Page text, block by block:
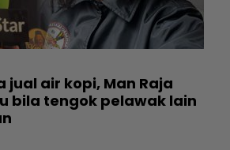
jual air kopi, Man Raja
bila tengok pelawak lain